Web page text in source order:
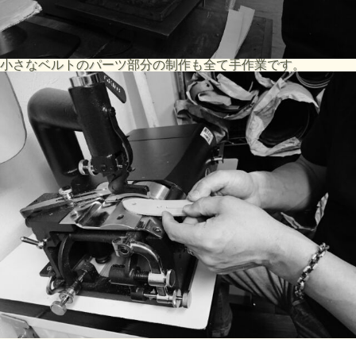
小さなベルトのパーツ部分の制作も全て手作業です。